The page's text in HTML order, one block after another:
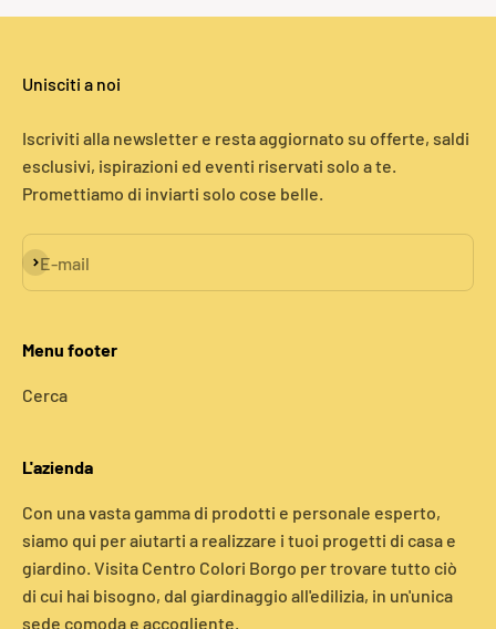
Unisciti a noi
Iscriviti alla newsletter e resta aggiornato su offerte, saldi
esclusivi, ispirazioni ed eventi riservati solo a te.
Promettiamo di inviarti solo cose belle.
E-mail
Iscriviti alla newsletter
Menu footer
Cerca
L'azienda
Con una vasta gamma di prodotti e personale esperto,
siamo qui per aiutarti a realizzare i tuoi progetti di casa e
giardino. Visita Centro Colori Borgo per trovare tutto ciò
di cui hai bisogno, dal giardinaggio all'edilizia, in un'unica
sede comoda e accogliente.